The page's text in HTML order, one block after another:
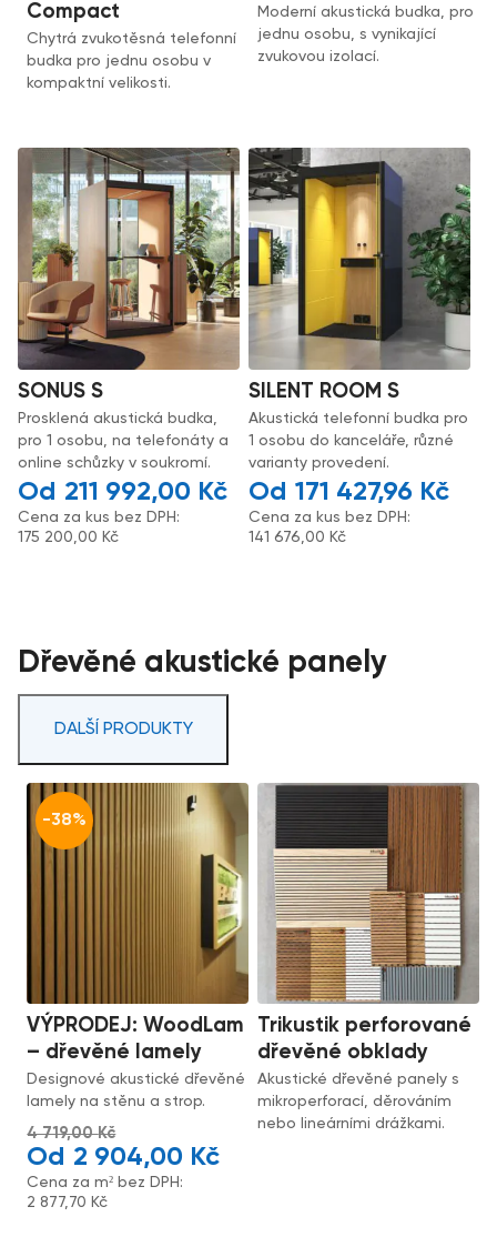
Compact
Chytrá zvukotěsná telefonní
budka pro jednu osobu v
kompaktní velikosti.
Moderní akustická budka, pro
jednu osobu, s vynikající
zvukovou izolací.
SONUS S
Prosklená akustická budka,
pro 1 osobu, na telefonáty a
online schůzky v soukromí.
211 992,00 Kč
Cena za kus bez DPH:
175 200,00 Kč
SILENT ROOM S
Akustická telefonní budka pro
1 osobu do kanceláře, různé
varianty provedení.
171 427,96 Kč
Cena za kus bez DPH:
141 676,00 Kč
Dřevěné akustické panely
DALŠÍ PRODUKTY
-38%
VÝPRODEJ: WoodLam
– dřevěné lamely
Designové akustické dřevěné
lamely na stěnu a strop.
4 719,00Kč
2 904,00 Kč
Cena za m² bez DPH:
2 877,70 Kč
Trikustik perforované
dřevěné obklady
Akustické dřevěné panely s
mikroperforací, děrováním
nebo lineárními drážkami.